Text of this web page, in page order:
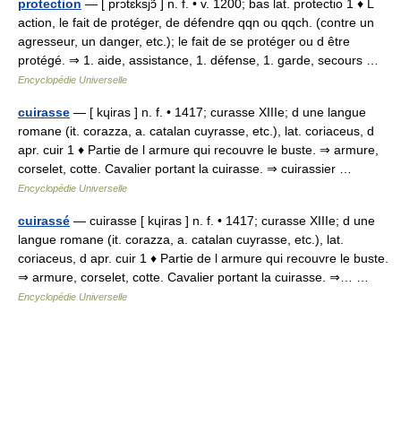
protection — [ prɔtɛksjɔ̃ ] n. f. • v. 1200; bas lat. protectio 1 ♦ L
action, le fait de protéger, de défendre qqn ou qqch. (contre un
agresseur, un danger, etc.); le fait de se protéger ou d être
protégé. ⇒ 1. aide, assistance, 1. défense, 1. garde, secours …
Encyclopédie Universelle
cuirasse — [ kɥiras ] n. f. • 1417; curasse XIIIe; d une langue
romane (it. corazza, a. catalan cuyrasse, etc.), lat. coriaceus, d
apr. cuir 1 ♦ Partie de l armure qui recouvre le buste. ⇒ armure,
corselet, cotte. Cavalier portant la cuirasse. ⇒ cuirassier …
Encyclopédie Universelle
cuirassé — cuirasse [ kɥiras ] n. f. • 1417; curasse XIIIe; d une
langue romane (it. corazza, a. catalan cuyrasse, etc.), lat.
coriaceus, d apr. cuir 1 ♦ Partie de l armure qui recouvre le buste.
⇒ armure, corselet, cotte. Cavalier portant la cuirasse. ⇒… …
Encyclopédie Universelle